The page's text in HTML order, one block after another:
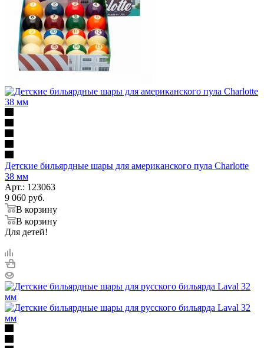
Детские бильярдные шары для американского пула Charlotte
38 мм
Арт.: 123063
9 060 руб.
В корзину
В корзину
Для детей!